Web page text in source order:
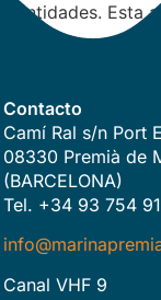
cantidades.
Contacto
Camí Ral s/n Port
08330 Premià de
(BARCELONA)
Tel. +34 93 754
Canal VHF 9